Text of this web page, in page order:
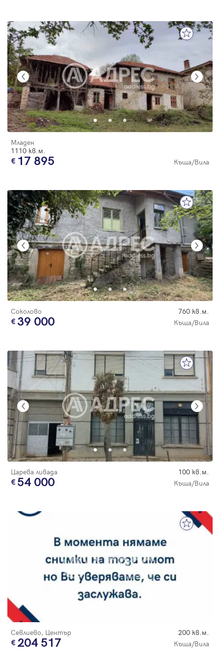
Младен
1110 кв.м.
17 895 Къща/Вила
Соколово 760 кв.м.
39 000 Къща/Вила
Царева ливада 100 кв.м.
54 000 Къща/Вила
Севлиево, Център 200 кв.м.
204 517 Къща/Вила